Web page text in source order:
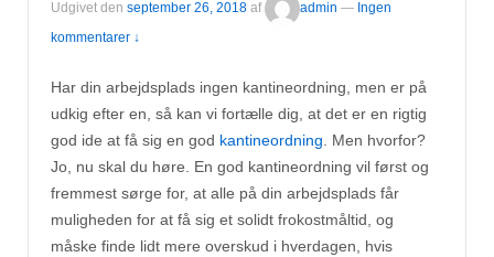
Udgivet den september 26, 2018 af admin — Ingen
kommentarer ↓
Har din arbejdsplads ingen kantineordning, men er på
udkig efter en, så kan vi fortælle dig, at det er en rigtig
god ide at få sig en god kantineordning . Men hvorfor?
Jo, nu skal du høre. En god kantineordning vil først og
fremmest sørge for, at alle på din arbejdsplads får
muligheden for at få sig et solidt frokostmåltid, og
måske finde lidt mere overskud i hverdagen, hvis